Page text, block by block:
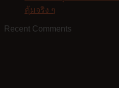
คุ้มจริง ๆ
Recent Comments